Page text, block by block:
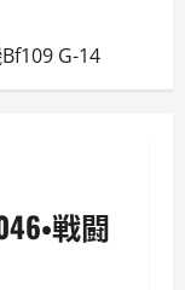
G-14
・戦闘